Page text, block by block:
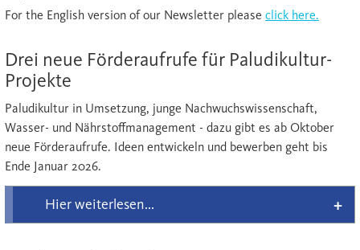
For the English version of our Newsletter please click here.
Drei neue Förderaufrufe für Paludikultur-
Projekte
Paludikultur in Umsetzung, junge Nachwuchswissenschaft,
Wasser- und Nährstoffmanagement - dazu gibt es ab Oktober
neue Förderaufrufe. Ideen entwickeln und bewerben geht bis
Ende Januar 2026.
Hier weiterlesen...